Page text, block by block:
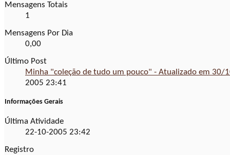
Mensagens Totais
1
Mensagens Por Dia
0,00
Último Post
Minha "coleção de tudo um pouco" - Atualizado em 30/
2005 23:41
Informações Gerais
Última Atividade
22-10-2005 23:42
Registro